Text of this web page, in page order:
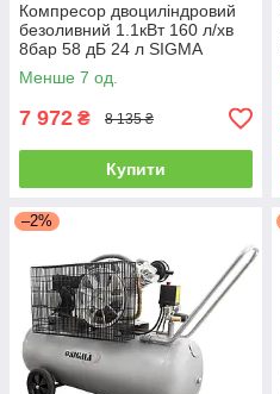
Компресор двоциліндровий
безоливний 1.1кВт 160 л/хв
8бар 58 дБ 24 л SIGMA
(7042521) +БЕЗКОШТОВНА
ДОСТАВКА!
Менше 7 од.
7 972 ₴ 8 135 ₴
Купити
–2%